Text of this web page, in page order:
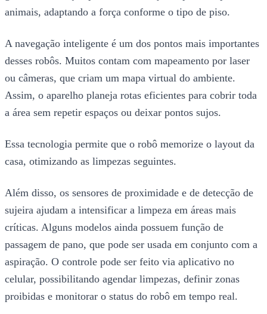
animais, adaptando a força conforme o tipo de piso.
A navegação inteligente é um dos pontos mais importantes
desses robôs. Muitos contam com mapeamento por laser
ou câmeras, que criam um mapa virtual do ambiente.
Assim, o aparelho planeja rotas eficientes para cobrir toda
a área sem repetir espaços ou deixar pontos sujos.
Essa tecnologia permite que o robô memorize o layout da
casa, otimizando as limpezas seguintes.
Além disso, os sensores de proximidade e de detecção de
sujeira ajudam a intensificar a limpeza em áreas mais
críticas. Alguns modelos ainda possuem função de
passagem de pano, que pode ser usada em conjunto com a
aspiração. O controle pode ser feito via aplicativo no
celular, possibilitando agendar limpezas, definir zonas
proibidas e monitorar o status do robô em tempo real.